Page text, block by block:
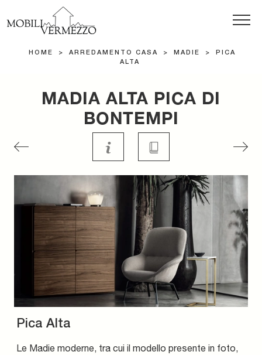
HOME > ARREDAMENTO CASA > MADIE >
PICA
ALTA
MADIA ALTA PICA DI
BONTEMPI
Pica Alta
Le Madie moderne, tra cui il modello presente in foto,